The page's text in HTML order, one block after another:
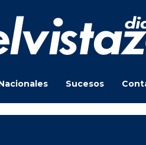
Sucesos